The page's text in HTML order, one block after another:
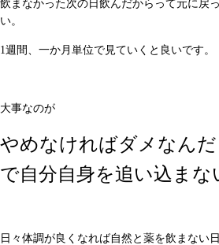
飲まなかった次の日飲んだからって元に戻
い。
1週間、一か月単位で見ていくと良いです。
大事なのが
やめなければダメなん
で自分自身を追い込まな
日々体調が良くなれば自然と薬を飲まない